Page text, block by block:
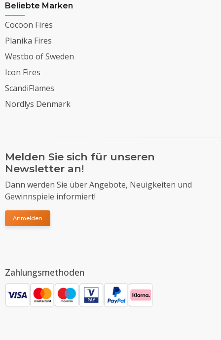
Beliebte Marken
Cocoon Fires
Planika Fires
Westbo of Sweden
Icon Fires
ScandiFlames
Nordlys Denmark
Melden Sie sich für unseren
Newsletter an!
Dann werden Sie über Angebote, Neuigkeiten und
Gewinnspiele informiert!
Anmelden
Zahlungsmethoden